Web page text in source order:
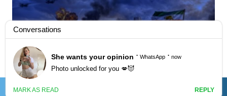
انجمن لوتی ☰